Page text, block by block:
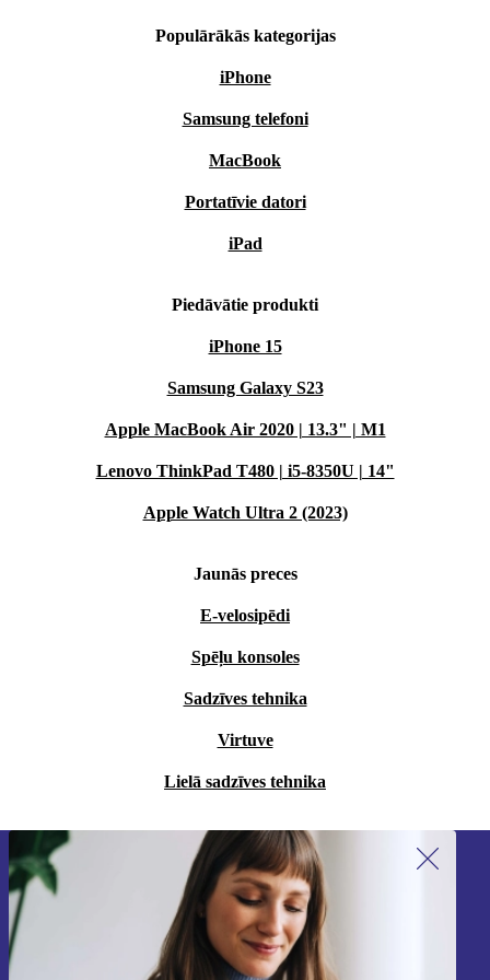
Populārākās kategorijas
iPhone
Samsung telefoni
MacBook
Portatīvie datori
iPad
Piedāvātie produkti
iPhone 15
Samsung Galaxy S23
Apple MacBook Air 2020 | 13.3" | M1
Lenovo ThinkPad T480 | i5-8350U | 14"
Apple Watch Ultra 2 (2023)
Jaunās preces
E-velosipēdi
Spēļu konsoles
Sadzīves tehnika
Virtuve
Lielā sadzīves tehnika
Piesakieties mūsu jaunumu
saņemšanai!
Nekad vairs nepalaidiet garām nevienu
piedāvājumu.